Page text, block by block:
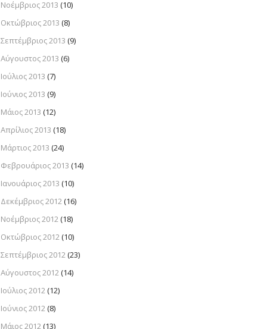
Νοέμβριος 2013 (10)
Οκτώβριος 2013 (8)
Σεπτέμβριος 2013 (9)
Αύγουστος 2013 (6)
Ιούλιος 2013 (7)
Ιούνιος 2013 (9)
Μάιος 2013 (12)
Απρίλιος 2013 (18)
Μάρτιος 2013 (24)
Φεβρουάριος 2013 (14)
Ιανουάριος 2013 (10)
Δεκέμβριος 2012(16)
Νοέμβριος 2012(18)
Οκτώβριος 2012(10)
Σεπτέμβριος 2012(23)
Αύγουστος 2012(14)
Ιούλιος 2012(12)
Ιούνιος 2012(8)
Μάιος 2012(13)